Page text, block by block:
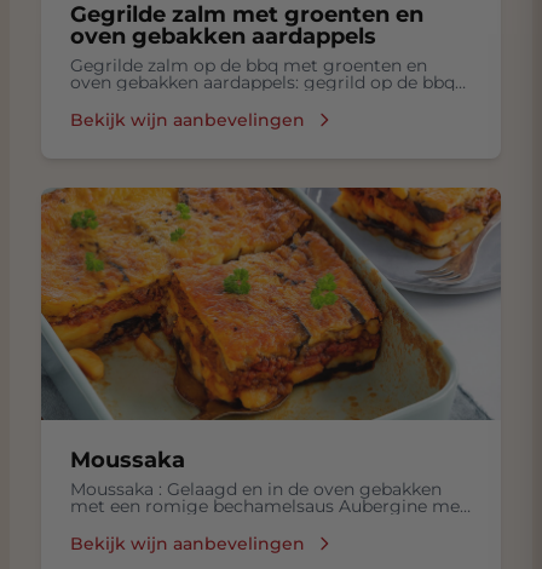
Gegrilde zalm met groenten en
oven gebakken aardappels
Gegrilde zalm op de bbq met groenten en
oven gebakken aardappels: gegrild op de bbq
Bekijk wijn aanbevelingen
Moussaka
Moussaka : Gelaagd en in de oven gebakken
met een romige bechamelsaus Aubergine met
Bechamelsaus, met Lamsvlees, Tomaten,
Kruiden zoals kaneel en nootmuskaat
Bekijk wijn aanbevelingen